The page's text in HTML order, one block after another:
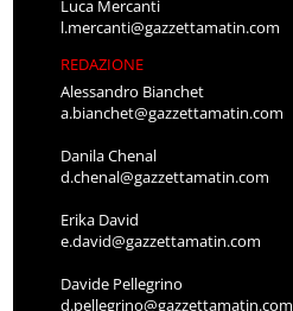
Luca Mercanti
l.mercanti@gazzettamatin.com
REDAZIONE
Alessandro Bianchet
a.bianchet@gazzettamatin.com
Danila Chenal
d.chenal@gazzettamatin.com
Erika David
e.david@gazzettamatin.com
Davide Pellegrino
d.pellegrino@gazzettamatin.com